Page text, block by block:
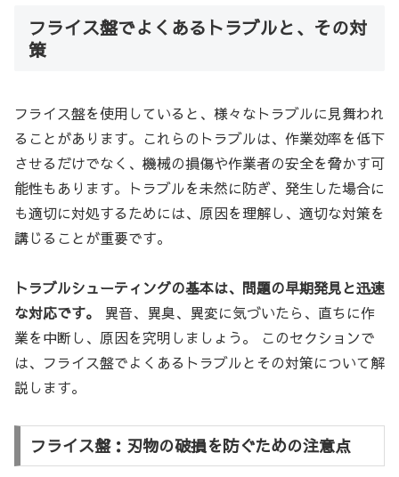
フライス盤でよくあるトラブルと、その対
策
フライス盤を使用していると、様々なトラブルに見舞われ
ることがあります。これらのトラブルは、作業効率を低下
させるだけでなく、機械の損傷や作業者の安全を脅かす可
能性もあります。トラブルを未然に防ぎ、発生した場合に
も適切に対処するためには、原因を理解し、適切な対策を
講じることが重要です。
トラブルシューティングの基本は、問題の早期発見と迅速
な対応です。
異音、異臭、異変に気づいたら、直ちに作
業を中断し、原因を究明しましょう。 このセクションで
は、フライス盤でよくあるトラブルとその対策について解
説します。
フライス盤：刃物の破損を防ぐための注意点